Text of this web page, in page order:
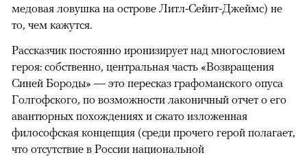
медовая ловушка на острове Литл-Сейнт-Джеймс) не
то, чем кажутся.
Рассказчик постоянно иронизирует над многословием
героя: собственно, центральная часть «Возвращения
Синей Бороды» — это пересказ графоманского опуса
Голгофского, по возможности лаконичный отчет о его
авантюрных похождениях и сжато изложенная
философская концепция (среди прочего герой полагает,
что отсутствие в России национальной